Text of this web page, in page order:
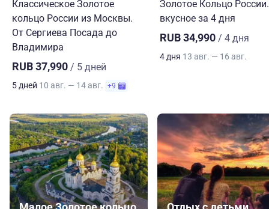
Классическое Золотое
кольцо России из Москвы.
От Сергиева Посада до
Владимира
RUB 37,990 / 5 дней
5 дней 10 авг. — 14 авг. +9
Золотое Кольцо
вкусное за 4 дня
RUB 34,990 / 4 дня
4 дня 13 авг. — 16 авг.